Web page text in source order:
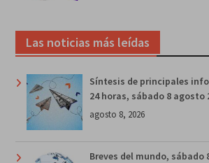
Las noticias más leídas
Síntesis de principales
24 horas, sábado 8 agosto
agosto 8, 2026
Breves del mundo, sábado